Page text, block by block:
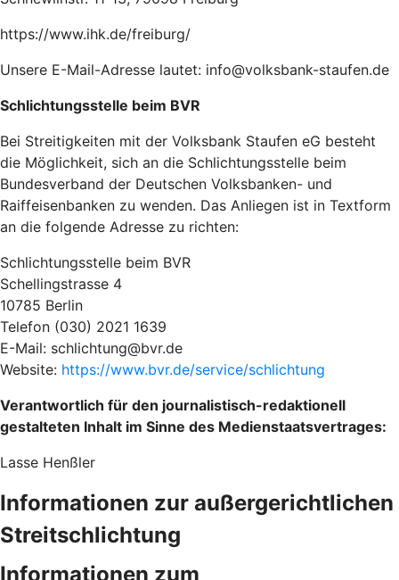
https://www.ihk.de/freiburg/
Unsere E-Mail-Adresse lautet: info@volksbank-staufen.de
Schlichtungsstelle beim BVR
Bei Streitigkeiten mit der Volksbank Staufen eG besteht
die Möglichkeit, sich an die Schlichtungsstelle beim
Bundesverband der Deutschen Volksbanken- und
Raiffeisenbanken zu wenden. Das Anliegen ist in Textform
an die folgende Adresse zu richten:
Schlichtungsstelle beim BVR
Schellingstrasse 4
10785 Berlin
Telefon (030) 2021 1639
E-Mail: schlichtung@bvr.de
Website: https://www.bvr.de/service/schlichtung
Verantwortlich für den journalistisch-redaktionell
gestalteten Inhalt im Sinne des Medienstaatsvertrages:
Lasse Henßler
Informationen zur außergerichtlichen
Streitschlichtung
Informationen zum